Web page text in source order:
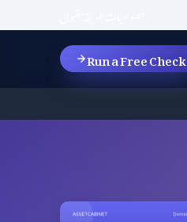
Run a Free Check